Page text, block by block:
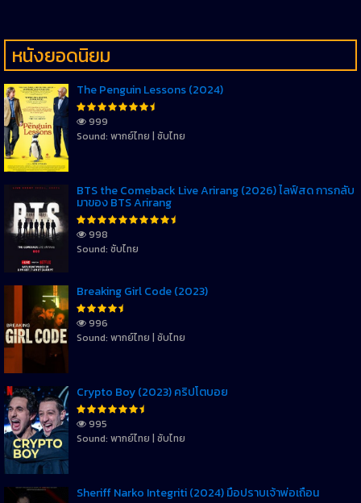
หนังยอดนิยม
The Penguin Lessons (2024)
999
Sound: พากย์ไทย | ซับไทย
BTS the Comeback Live Arirang (2026) ไลฟ์สด การกลับ
มาของ BTS Arirang
998
Sound: ซับไทย
Breaking Girl Code (2023)
996
Sound: พากย์ไทย | ซับไทย
Crypto Boy (2023) คริปโตบอย
995
Sound: พากย์ไทย | ซับไทย
Sheriff Narko Integriti (2024) มือปราบเจ้าพ่อเถื่อน